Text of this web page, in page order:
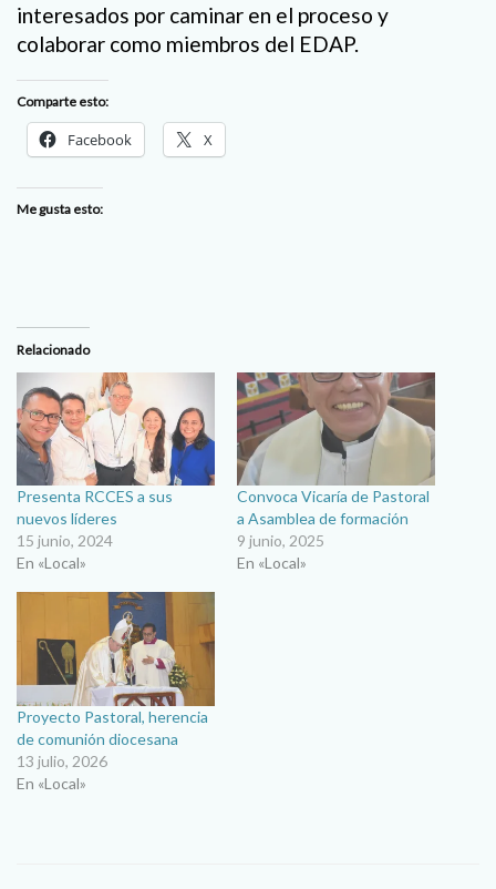
interesados por caminar en el proceso y
colaborar como miembros del EDAP.
Comparte esto:
Facebook X
Me gusta esto:
Relacionado
Presenta RCCES a sus
nuevos líderes
15 junio, 2024
En «Local»
Convoca Vicaría de Pastoral
a Asamblea de formación
9 junio, 2025
En «Local»
Proyecto Pastoral, herencia
de comunión diocesana
13 julio, 2026
En «Local»